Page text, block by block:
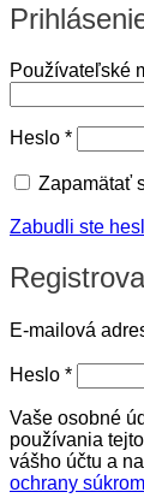
Používateľské
Heslo *Povinné
Zapamätať
Zabudli ste
E-mailová
Heslo *Povinné
Vaše osobné
používania
vášho účtu a
ochrany